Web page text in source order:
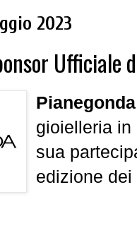
2023
Ufficiale
Pianegonda
gioielleria in
sua
edizione